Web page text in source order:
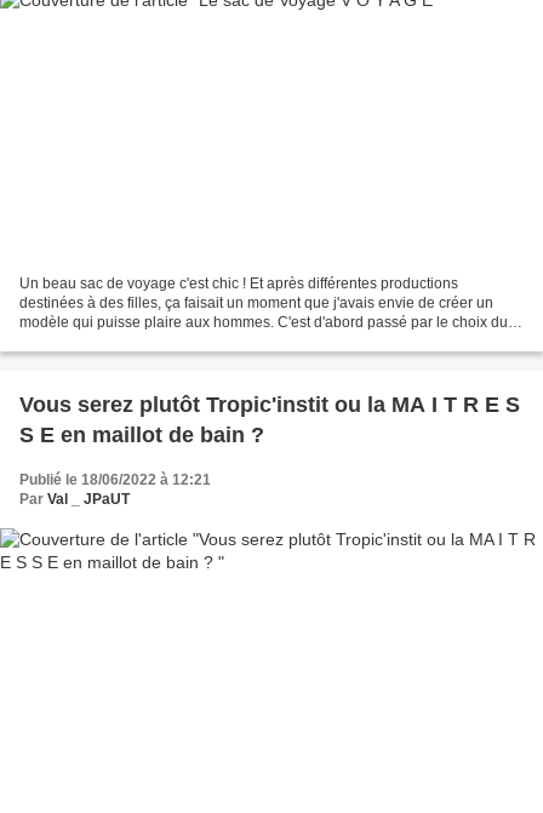
Un beau sac de voyage c'est chic ! Et après différentes productions
destinées à des filles, ça faisait un moment que j'avais envie de créer un
modèle qui puisse plaire aux hommes. C'est d'abord passé par le choix du
Vous serez plutôt Tropic'instit ou la MA I T R E S
S E en maillot de bain ?
Publié le 18/06/2022 à 12:21
Par Val _ JPaUT